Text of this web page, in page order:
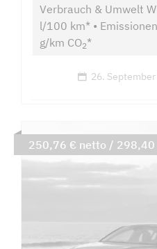
Verbrauch & Umwelt
l/100 km* •
g/km CO2*
26.
250,76 € netto / 298,40